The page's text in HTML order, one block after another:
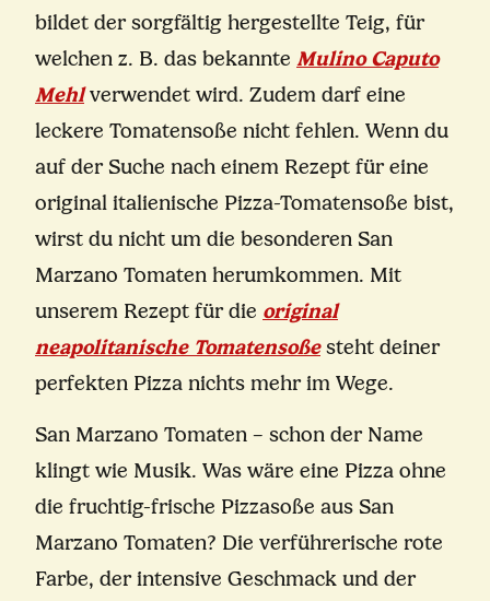
bildet der sorgfältig hergestellte Teig, für
welchen z. B. das bekannte Mulino Caputo
Mehlverwendet wird. Zudem darf eine
leckere Tomatensoße nicht fehlen. Wenn du
auf der Suche nach einem Rezept für eine
original italienische Pizza-Tomatensoße bist,
wirst du nicht um die besonderen San
Marzano Tomaten herumkommen. Mit
unserem Rezept für die original
neapolitanische Tomatensoßesteht deiner
perfekten Pizza nichts mehr im Wege.
San Marzano Tomaten – schon der Name
klingt wie Musik. Was wäre eine Pizza ohne
die fruchtig-frische Pizzasoße aus San
Marzano Tomaten? Die verführerische rote
Farbe, der intensive Geschmack und der